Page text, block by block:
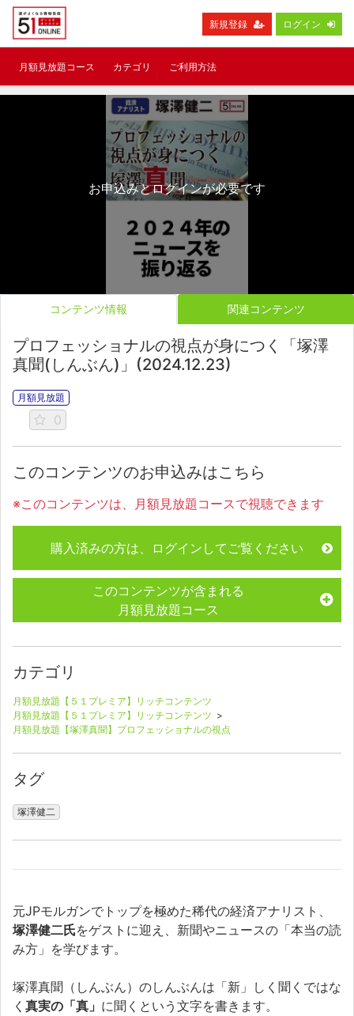
新規登録 ログイン
月額見放題コース カテゴリ ご利用方法
お申込みとログインが必要です
コンテンツ情報 関連コンテンツ
プロフェッショナルの視点が身につく「塚澤
真聞(しんぶん)」(2024.12.23)
月額見放題
0
このコンテンツのお申込みはこちら
※このコンテンツは、月額見放題コースで視聴できます
購入済みの方は、ログインしてご覧ください
このコンテンツが含まれる
月額見放題コース
カテゴリ
月額見放題【５１プレミア】リッチコンテンツ
月額見放題【５１プレミア】リッチコンテンツ >
月額見放題【塚澤真聞】プロフェッショナルの視点
タグ
塚澤健二
元JPモルガンでトップを極めた稀代の経済アナリスト、
塚澤健二氏をゲストに迎え、新聞やニュースの「本当の読
み方」を学びます。
塚澤真聞（しんぶん）のしんぶんは「新」しく聞くではな
く 真実の「真」 に聞くという文字を書きます。